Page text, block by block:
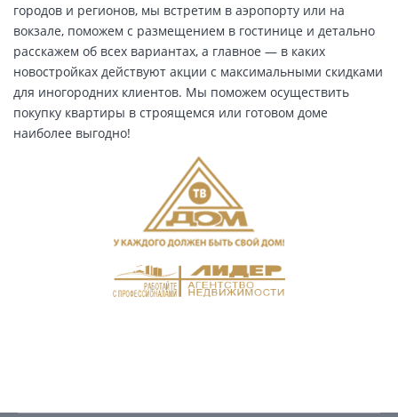
городов и регионов, мы встретим в аэропорту или на
вокзале, поможем с размещением в гостинице и детально
расскажем об всех вариантах, а главное — в каких
новостройках действуют акции с максимальными скидками
для иногородних клиентов. Мы поможем осуществить
покупку квартиры в строящемся или готовом доме
наиболее выгодно!